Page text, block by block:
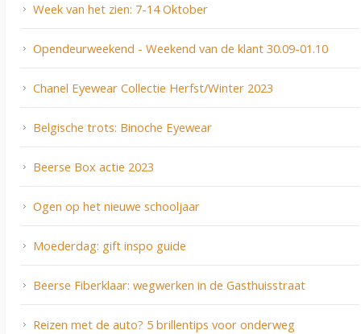
Week van het zien: 7-14 Oktober
Opendeurweekend - Weekend van de klant 30.09-01.10
Chanel Eyewear Collectie Herfst/Winter 2023
Belgische trots: Binoche Eyewear
Beerse Box actie 2023
Ogen op het nieuwe schooljaar
Moederdag: gift inspo guide
Beerse Fiberklaar: wegwerken in de Gasthuisstraat
Reizen met de auto? 5 brillentips voor onderweg